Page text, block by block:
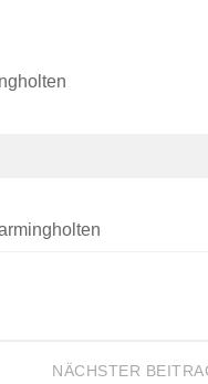
NÄCHSTER